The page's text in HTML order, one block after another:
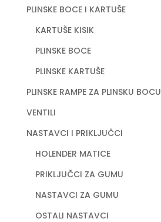
PLINSKE BOCE I KARTUŠE
KARTUŠE KISIK
PLINSKE BOCE
PLINSKE KARTUŠE
PLINSKE RAMPE ZA PLINSKU BOCU
VENTILI
NASTAVCI I PRIKLJUČCI
HOLENDER MATICE
PRIKLJUČCI ZA GUMU
NASTAVCI ZA GUMU
OSTALI NASTAVCI